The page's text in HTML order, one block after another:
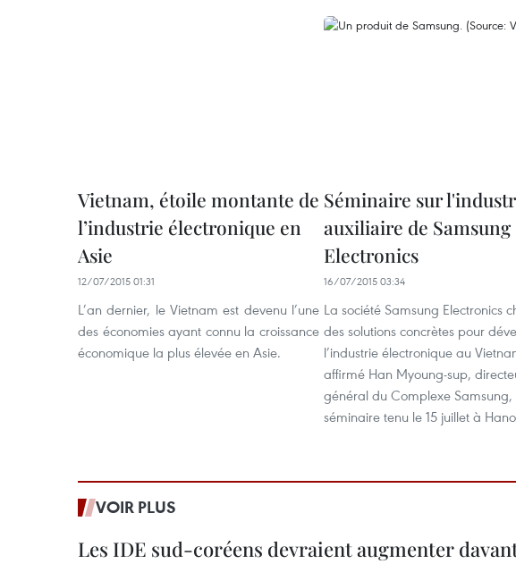
Vietnam, étoile montante de
l’industrie électronique en
Asie
12/07/2015 01:31
L’an dernier, le Vietnam est devenu l’une
des économies ayant connu la croissance
économique la plus élevée en Asie.
Séminaire sur
auxiliaire de Samsung
Electronics
16/07/2015 03:34
La société Samsung Electronics
des solutions concrètes pour
l’industrie électronique au
affirmé Han Myoung-sup,
général du Complexe Samsung,
séminaire tenu le 15 juillet à
VOIR PLUS
Les IDE sud-coréens devraient augmenter